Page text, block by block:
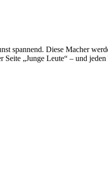
spannend. Diese Macher
Seite „Junge Leute“ – und